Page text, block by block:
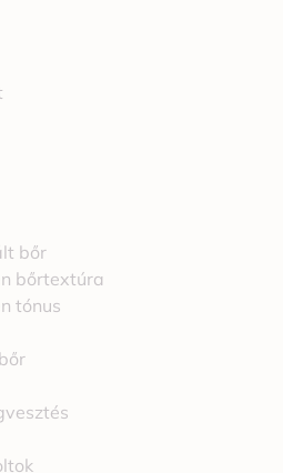
bőr
bőrtextúra
tónus